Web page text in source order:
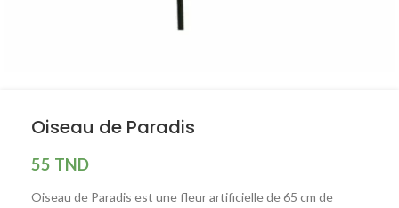
Oiseau de Paradis
55 TND
Oiseau de Paradis est une fleur artificielle de 65 cm de